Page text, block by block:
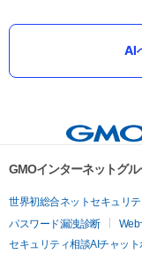
AI
GMOインターネットグ
世界初総合ネットセキュリ
パスワード漏洩診断
Web
セキュリティ相談AIチャット